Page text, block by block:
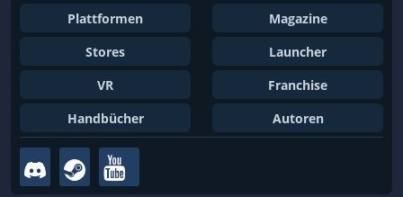
Plattformen
Magazine
Stores
Launcher
VR
Franchise
Handbücher
Autoren